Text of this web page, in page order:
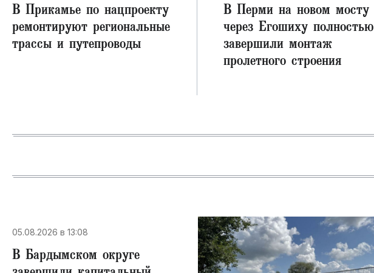
В Прикамье по нацпроекту
ремонтируют региональные
трассы и путепроводы
В Перми на новом мосту
через Егошиху полностью
завершили монтаж
пролетного строения
05.08.2026 в 13:08
В Бардымском округе